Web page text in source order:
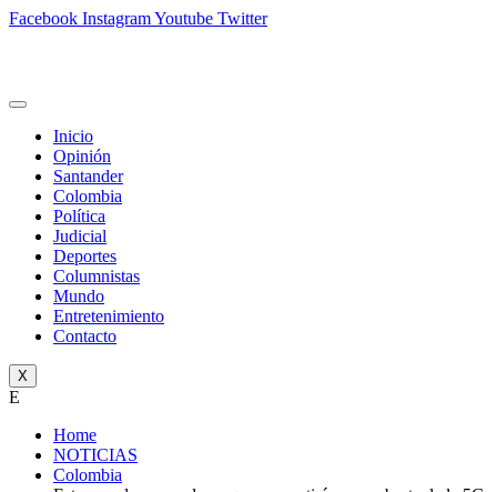
Facebook InstagramYoutube Twitter
Inicio
Opinión
Santander
Colombia
Política
Judicial
Deportes
Columnistas
Mundo
Entretenimiento
Contacto
X
E
Home
NOTICIAS
Colombia